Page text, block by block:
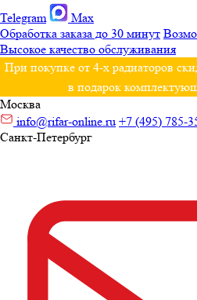
Telegram
Max
Обработка заказа до 30 минут
Высокое качество обслуживания
При покупке от 4-х радиаторов
в подарок
Москва
info@rifar-online.ru +7 (495) 785-
Санкт-Петербург